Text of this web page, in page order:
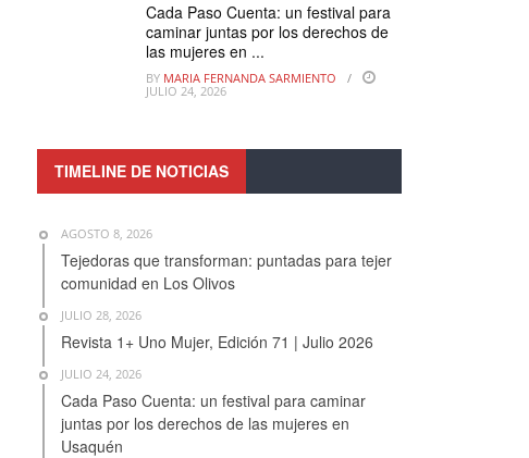
Cada Paso Cuenta: un festival para
caminar juntas por los derechos de
las mujeres en ...
BY MARIA FERNANDA SARMIENTO
JULIO 24, 2026
TIMELINE DE NOTICIAS
AGOSTO 8, 2026
Tejedoras que transforman: puntadas para tejer
comunidad en Los Olivos
JULIO 28, 2026
Revista 1+ Uno Mujer, Edición 71 | Julio 2026
JULIO 24, 2026
Cada Paso Cuenta: un festival para caminar
juntas por los derechos de las mujeres en
Usaquén